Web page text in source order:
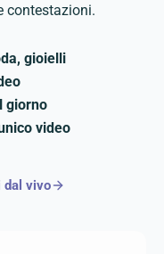
contestazioni.
gioielli
giorno
video
dal vivo